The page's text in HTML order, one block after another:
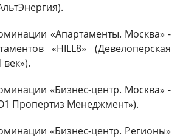
«Апартаменты. Москва» -
«HILL8» (Девелоперская
век»).
«Бизнес-центр. Москва» -
Пропертиз Менеджмент»).
«Бизнес-центр. Регионы»